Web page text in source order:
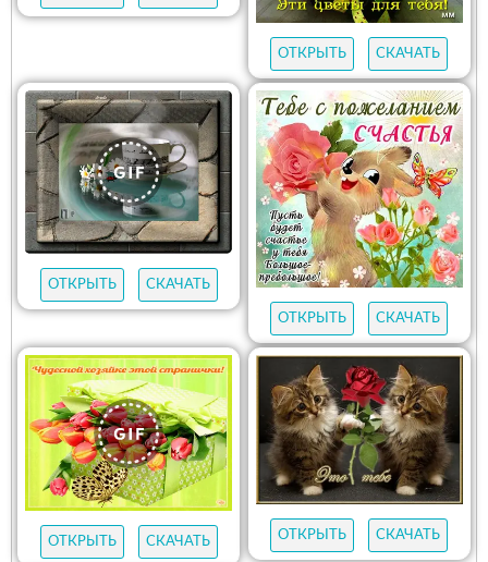
ОТКРЫТЬ СКАЧАТЬ
ОТКРЫТЬ СКАЧАТЬ
ОТКРЫТЬ СКАЧАТЬ
ОТКРЫТЬ СКАЧАТЬ ОТКРЫТЬ СКАЧАТЬ